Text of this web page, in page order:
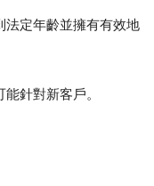
法定年齡並擁有有效地
針對新客戶。